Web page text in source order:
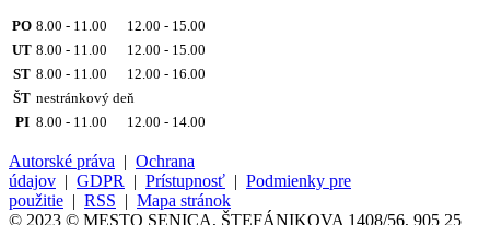
PO 8.00 - 11.00 12.00 - 15.00
UT 8.00 - 11.00 12.00 - 15.00
ST 8.00 - 11.00 12.00 - 16.00
ŠT nestránkový deň
PI 8.00 - 11.00 12.00 - 14.00
Autorské práva | Ochrana
údajov | GDPR | Prístupnosť | Podmienky pre
použitie | RSS | Mapa stránok
© 2023 © MESTO SENICA, ŠTEFÁNIKOVA 1408/56, 905 25